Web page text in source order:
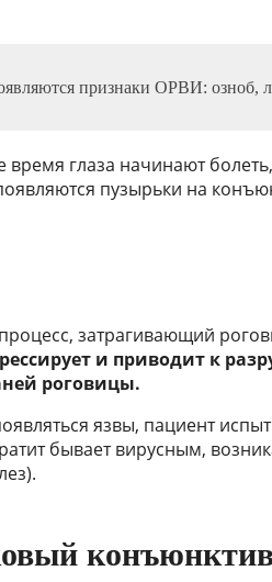
признаки ОРВИ: озноб,
время глаза начинают
пузырьки на
затрагивающий
и приводит к
роговицы.
язвы, пациент
бывает вирусным,